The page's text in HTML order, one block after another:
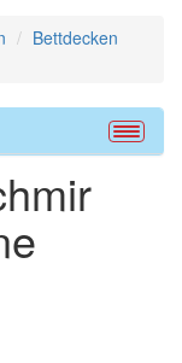
Bettdecken